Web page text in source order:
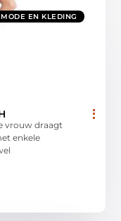
MODE EN KLEDING
vrouw draagt
enkele